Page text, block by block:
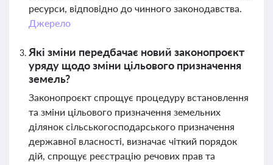
ресурси, відповідно до чинного законодавства.
Джерело
Які зміни передбачає новий законопроєкт
уряду щодо зміни цільового призначення
земель?
Законопроєкт спрощує процедуру встановлення
та зміни цільового призначення земельних
ділянок сільськогосподарського призначення
державної власності, визначає чіткий порядок
дій, спрощує реєстрацію речових прав та